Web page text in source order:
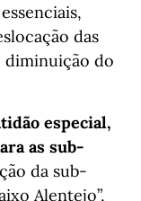
das
diminuição do
especial,
as sub-
da sub-
Alentejo”,